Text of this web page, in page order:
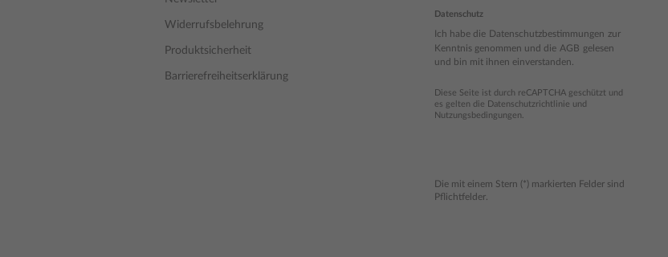
Widerrufsbelehrung
Produktsicherheit
Barrierefreiheitserklärung
Datenschutz
Ich habe die Datenschutzbestimmungen zur
Kenntnis genommen und die AGB gelesen
und bin mit ihnen einverstanden.
Diese Seite ist durch reCAPTCHA geschützt und
es gelten die Datenschutzrichtlinie und
Nutzungsbedingungen
Die mit einem Stern (*) markierten Felder sind
Pflichtfelder.